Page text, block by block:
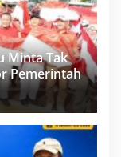
Minta Tak
Pemerintah